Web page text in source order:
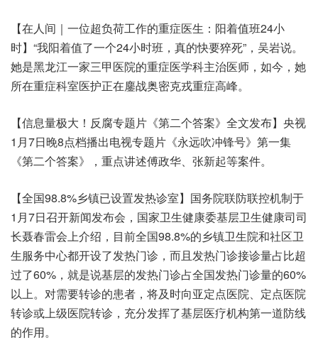
【在人间｜一位超负荷工作的重症医生：阳着值班24小
时】“我阳着值了一个24小时班，真的快要猝死”，吴岩说。
她是黑龙江一家三甲医院的重症医学科主治医师，如今，她
所在重症科室医护正在鏖战奥密克戎重症高峰。
【信息量极大！反腐专题片《第二个答案》全文发布】央视
1月7日晚8点档播出电视专题片《永远吹冲锋号》第一集
《第二个答案》，重点讲述傅政华、张新起等案件。
【全国98.8%乡镇已设置发热诊室】国务院联防联控机制于
1月7日召开新闻发布会，国家卫生健康委基层卫生健康司司
长聂春雷会上介绍，目前全国98.8%的乡镇卫生院和社区卫
生服务中心都开设了发热门诊，而且发热门诊接诊量占比超
过了60%，就是说基层的发热门诊占全国发热门诊量的60%
以上。对需要转诊的患者，将及时向亚定点医院、定点医院
转诊或上级医院转诊，充分发挥了基层医疗机构第一道防线
的作用。